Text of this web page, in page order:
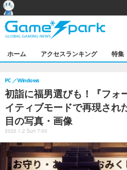
ホーム アクセスランキング 特集
初詣に福男選びも！『フォ
イティブモードで再現され
目の写真・画像
PC Windows
2022.1.2 Sun 7:00